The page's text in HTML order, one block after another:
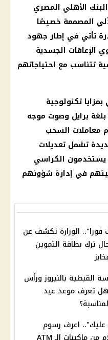
الأهلي المصري
المصممة خصيصًا
تأتي في إطار جهود
الإعاقات الجسدية
تتناسب مع احتياجاتهم
تكنولوجية
برايل وصوت موجه
معاملات السحب
تشمل تعديلات
الكراسي
في إدارة شؤونهم
الوزارة تكشف عن
ترك بطاقة التموين
القبطية بالنيروز ورأس
هل تعرف موعد عيد
اعرف رسوم